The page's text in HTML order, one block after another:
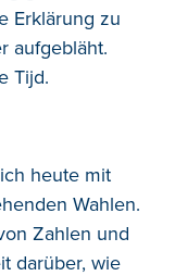
Erklärung zu
aufgebläht.
Tijd.
heute mit
Wahlen.
Zahlen und
darüber, wie